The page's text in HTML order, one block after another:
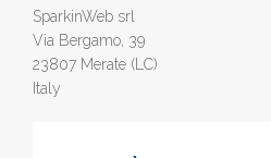
SparkinWeb srl
Via Bergamo, 39
23807 Merate (LC)
Italy